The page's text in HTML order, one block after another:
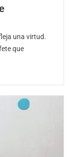
una virtud.
que